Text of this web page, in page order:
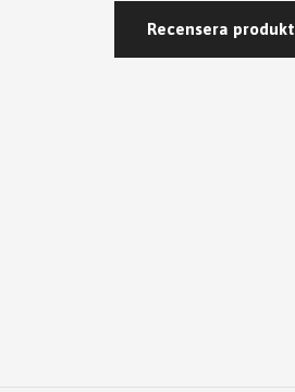
Recensera produkt